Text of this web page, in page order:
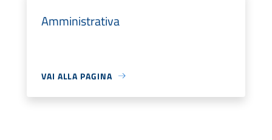
Amministrativa
VAI ALLA PAGINA